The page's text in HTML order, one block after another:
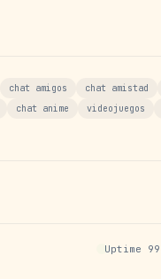
chat amigos chat amistad
chat anime videojuegos
Uptime